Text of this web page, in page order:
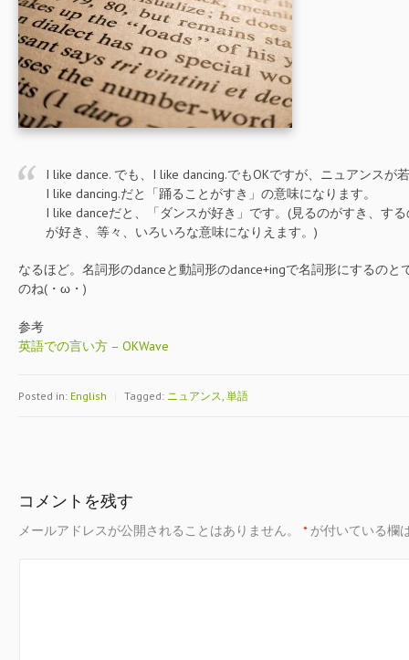
I like dance. でも、I like dancing.でもOKですが、ニュアンスが
I like dancing.だと「踊ることがすき」の意味になります。
I like danceだと、「ダンスが好き」です。(見るのがすき、す
が好き、等々、いろいろな意味になりえます。)
なるほど。名詞形のdanceと動詞形のdance+ingで名詞形にするの
のね(・ω・)
参考
英語での言い方 – OKWave
Posted in: English Tagged: ニュアンス, 単語
コメントを残す
メールアドレスが公開されることはありません。 *が付いている欄